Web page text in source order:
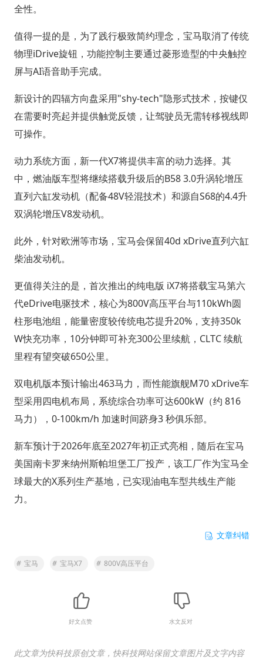
全性。
值得一提的是，为了践行极致简约理念，宝马取消了传统
物理iDrive旋钮，功能控制主要通过菱形造型的中央触控
屏与AI语音助手完成。
新设计的四辐方向盘采用"shy-tech"隐形式技术，按键仅
在需要时亮起并提供触觉反馈，让驾驶员无需转移视线即
可操作。
动力系统方面，新一代X7将提供丰富的动力选择。其
中，燃油版车型将继续搭载升级后的B58 3.0升涡轮增压
直列六缸发动机（配备48V轻混技术）和源自S68的4.4升
双涡轮增压V8发动机。
此外，针对欧洲等市场，宝马会保留40d xDrive直列六缸
柴油发动机。
更值得关注的是，首次推出的纯电版 iX7将搭载宝马第六
代eDrive电驱技术，核心为800V高压平台与110kWh圆
柱形电池组，能量密度较传统电芯提升20%，支持350k
W快充功率，10分钟即可补充300公里续航，CLTC 续航
里程有望突破650公里。
双电机版本预计输出463马力，而性能旗舰M70 xDrive车
型采用四电机布局，系统综合功率可达600kW（约 816
马力），0-100km/h 加速时间跻身3 秒俱乐部。
新车预计于2026年底至2027年初正式亮相，随后在宝马
美国南卡罗来纳州斯帕坦堡工厂投产，该工厂作为宝马全
球最大的X系列生产基地，已实现油电车型共线生产能
力。
文章纠错
# 宝马 # 宝马X7 # 800V高压平台
好文点赞 水文反对
此文章为快科技原创文章，快科技网站保留文章图片及文字内容